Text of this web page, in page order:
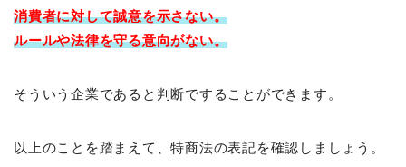
消費者に対して誠意を示さない。
ルールや法律を守る意向がない。
そういう企業であると判断ですることができます。
以上のことを踏まえて、特商法の表記を確認しましょう。